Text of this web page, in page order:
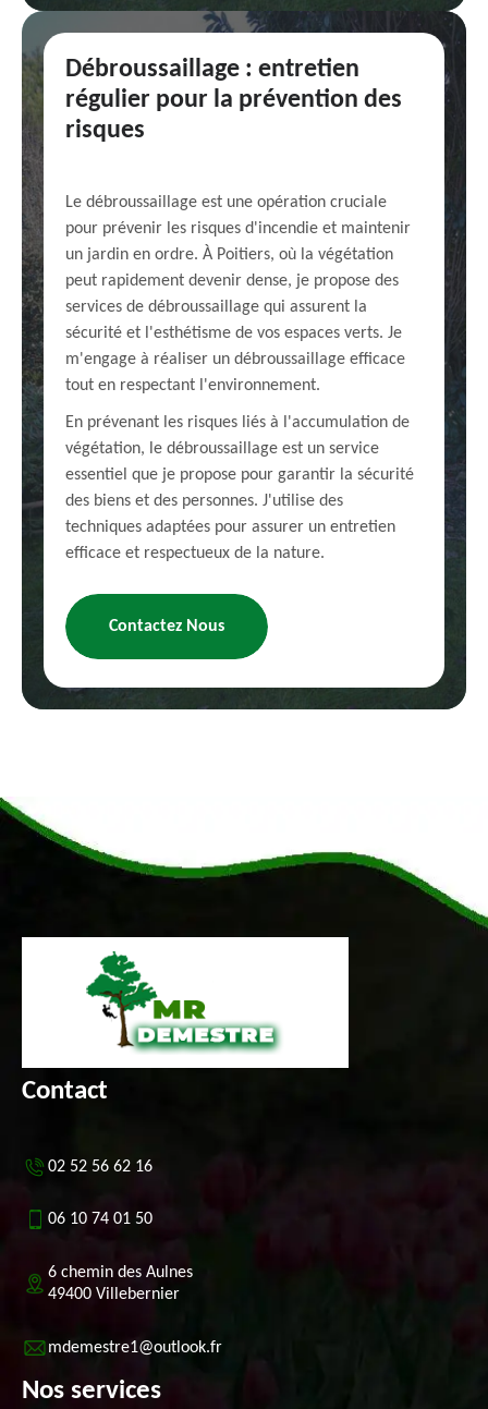
Débroussaillage : entretien
régulier pour la prévention des
risques
Le débroussaillage est une opération cruciale
pour prévenir les risques d'incendie et maintenir
un jardin en ordre. À Poitiers, où la végétation
peut rapidement devenir dense, je propose des
services de débroussaillage qui assurent la
sécurité et l'esthétisme de vos espaces verts. Je
m'engage à réaliser un débroussaillage efficace
tout en respectant l'environnement.
En prévenant les risques liés à l'accumulation de
végétation, le débroussaillage est un service
essentiel que je propose pour garantir la sécurité
des biens et des personnes. J'utilise des
techniques adaptées pour assurer un entretien
efficace et respectueux de la nature.
Contactez Nous
Contact
02 52 56 62 16
06 10 74 01 50
6 chemin des Aulnes
49400 Villebernier
mdemestre1@outlook.fr
Nos services